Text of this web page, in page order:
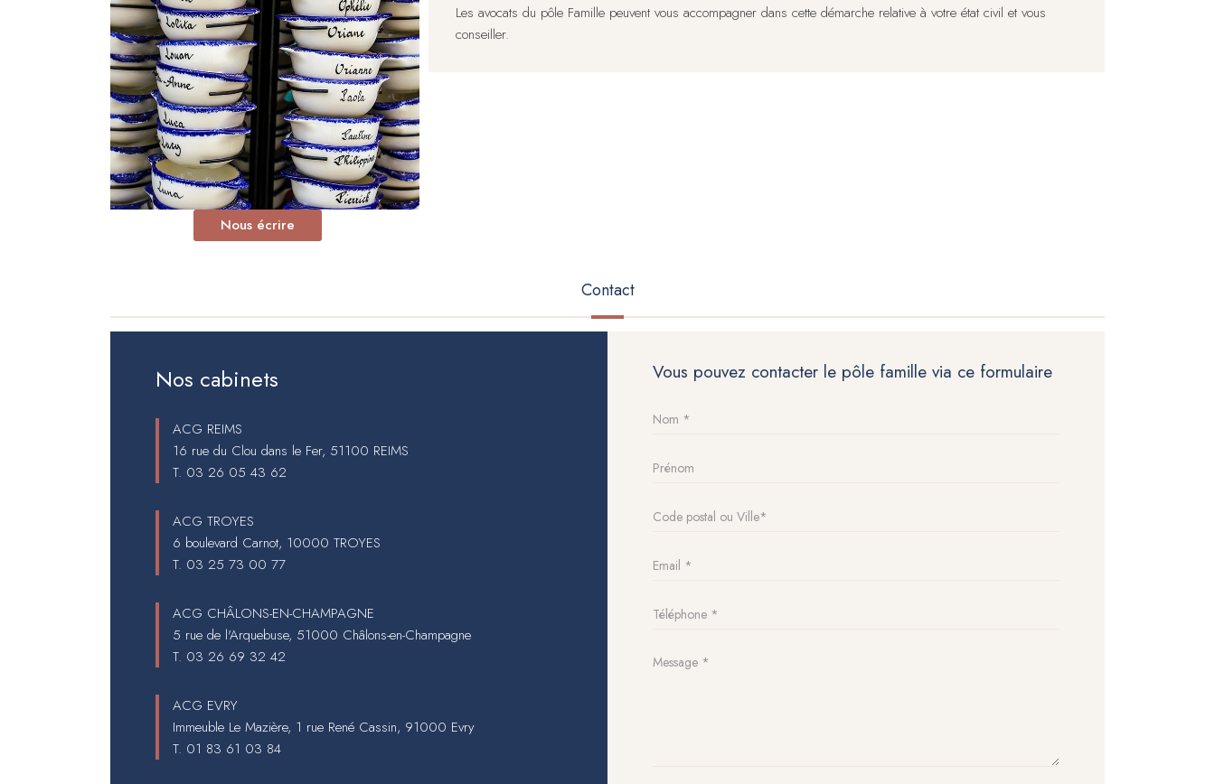
Nous écrire
Les avocats du pôle Famille peuvent vous accompagner dans cette démarche relative à votre état civil et vous
conseiller.
Contact
(onglet
Nos cabinets
ACG REIMS
16 rue du Clou dans le Fer, 51100 REIMS
T. 03 26 05 43 62
ACG TROYES
6 boulevard Carnot, 10000 TROYES
T. 03 25 73 00 77
ACG CHÂLONS-EN-CHAMPAGNE
5 rue de l'Arquebuse, 51000 Châlons-en-Champagne
T. 03 26 69 32 42
ACG EVRY
Immeuble Le Mazière, 1 rue René Cassin, 91000 Evry
T. 01 83 61 03 84
Vous pouvez contacter le pôle famille via ce formulaire